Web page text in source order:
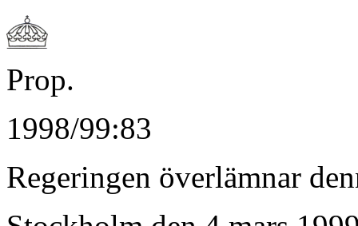
Prop.
1998/99:83
Regeringen överlämnar